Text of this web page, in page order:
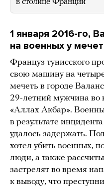
1 января 2016-го,
на военных у
Француз тунисского
свою машину на
мечеть в городе
29-летний мужчина во
«Аллах Акбар».
в результате
удалось задержать.
хотел убить военных,
люди, а также
застрелят во время
к выводу, что